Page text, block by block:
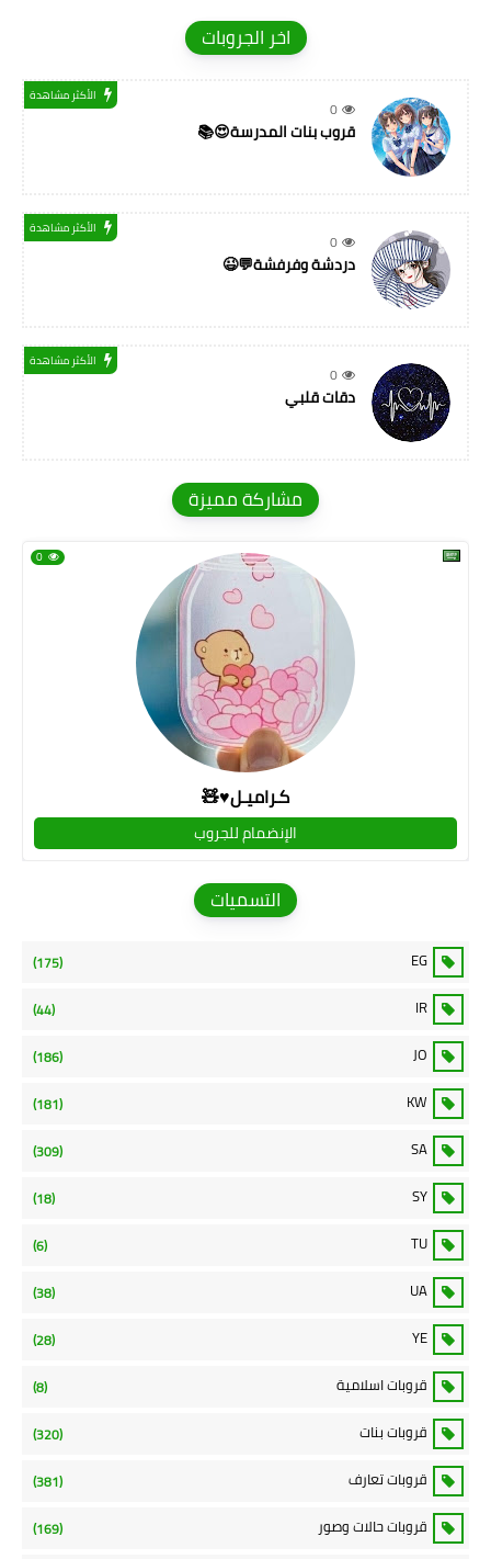
اخر الجروبات
0
الأكثر مشاهدة
قروب بنات المدرسة😍📚
0
الأكثر مشاهدة
دردشة وفرفشة💬😉
0
الأكثر مشاهدة
دقات قلبي
مشاركة مميزة
كـراميـل♥🧸
0
الإنضمام للجروب
التسميات
EG
(175)
IR
(44)
JO
(186)
KW
(181)
SA
(309)
SY
(18)
TU
(6)
UA
(38)
YE
(28)
قروبات اسلامية (8)
قروبات بنات (320)
قروبات تعارف (381)
قروبات حالات وصور (169)